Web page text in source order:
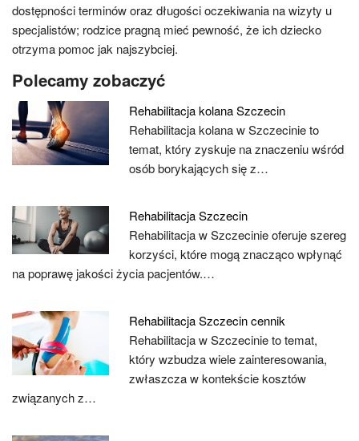
dostępności terminów oraz długości oczekiwania na wizyty u
specjalistów; rodzice pragną mieć pewność, że ich dziecko
otrzyma pomoc jak najszybciej.
Polecamy zobaczyć
Rehabilitacja kolana Szczecin
Rehabilitacja kolana w Szczecinie to
temat, który zyskuje na znaczeniu wśród
osób borykających się z…
Rehabilitacja Szczecin
Rehabilitacja w Szczecinie oferuje szereg
korzyści, które mogą znacząco wpłynąć
na poprawę jakości życia pacjentów.…
Rehabilitacja Szczecin cennik
Rehabilitacja w Szczecinie to temat,
który wzbudza wiele zainteresowania,
zwłaszcza w kontekście kosztów
związanych z…